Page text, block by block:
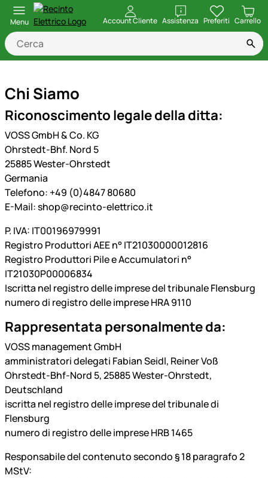
Menu Account Cliente Assistenza
apri Preferiti Carrello
Chi Siamo
Riconoscimento legale della ditta:
VOSS GmbH & Co. KG
Ohrstedt-Bhf. Nord 5
25885 Wester-Ohrstedt
Germania
Telefono: +49 (0)4847 80680
E-Mail: shop@recinto-elettrico.it
P. IVA: IT00196979991
Registro Produttori AEE n° IT21030000012816
Registro Produttori Pile e Accumulatori n°
IT21030P00006834
Iscritta nel registro delle imprese del tribunale Flensburg
numero di registro delle imprese HRA 9110
Rappresentata personalmente da:
VOSS management GmbH
amministratori delegati Fabian Seidl, Reiner Voß
Ohrstedt-Bhf-Nord 5, 25885 Wester-Ohrstedt,
Deutschland
iscritta nel registro delle imprese del tribunale di
Flensburg
numero di registro delle imprese HRB 1465
Responsabile del contenuto secondo § 18 paragrafo 2
MStV: